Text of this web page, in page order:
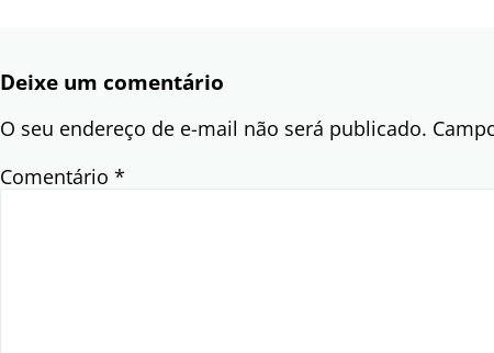
Deixe um comentário
O seu endereço de e-mail não será publicado.
Comentário *